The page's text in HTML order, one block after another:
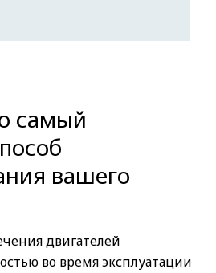
самый
вашего
двигателей
во время эксплуатации